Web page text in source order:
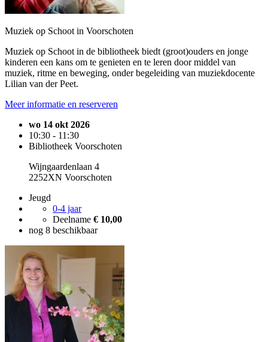
Muziek op Schoot in Voorschoten
Muziek op Schoot in de bibliotheek biedt (groot)ouders en jonge
kinderen een kans om te genieten en te leren door middel van
muziek, ritme en beweging, onder begeleiding van muziekdocente
Lilian van der Peet.
Meer informatie en reserveren
wo 14 okt 2026
10:30 - 11:30
Bibliotheek Voorschoten
Wijngaardenlaan 4
2252XN Voorschoten
Jeugd
0-4 jaar
Deelname € 10,00
nog 8 beschikbaar